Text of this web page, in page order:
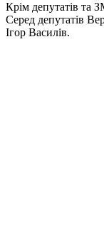
Крім депутатів та
Серед депутатів
Ігор Василів.